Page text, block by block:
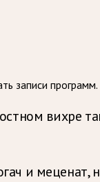
записи программ.
вихре
и